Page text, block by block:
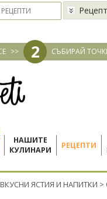
>> 2 СЪБИРАЙ
НАШИТЕ
КУЛИНАРИ
РЕЦЕПТИ
ЯСТИЯ И НАПИТКИ >